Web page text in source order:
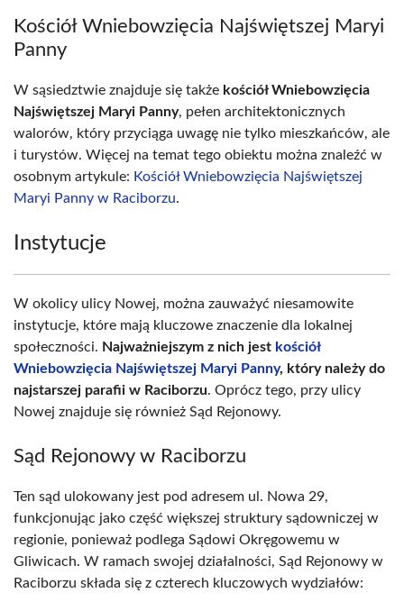
Kościół Wniebowzięcia Najświętszej Maryi
Panny
W sąsiedztwie znajduje się także kościół Wniebowzięcia
Najświętszej Maryi Panny, pełen architektonicznych
walorów, który przyciąga uwagę nie tylko mieszkańców, ale
i turystów. Więcej na temat tego obiektu można znaleźć w
osobnym artykule: Kościół Wniebowzięcia Najświętszej
Maryi Panny w Raciborzu.
Instytucje
W okolicy ulicy Nowej, można zauważyć niesamowite
instytucje, które mają kluczowe znaczenie dla lokalnej
społeczności. Najważniejszym z nich jest kościół
Wniebowzięcia Najświętszej Maryi Panny, który należy do
najstarszej parafii w Raciborzu. Oprócz tego, przy ulicy
Nowej znajduje się również Sąd Rejonowy.
Sąd Rejonowy w Raciborzu
Ten sąd ulokowany jest pod adresem ul. Nowa 29,
funkcjonując jako część większej struktury sądowniczej w
regionie, ponieważ podlega Sądowi Okręgowemu w
Gliwicach. W ramach swojej działalności, Sąd Rejonowy w
Raciborzu składa się z czterech kluczowych wydziałów: